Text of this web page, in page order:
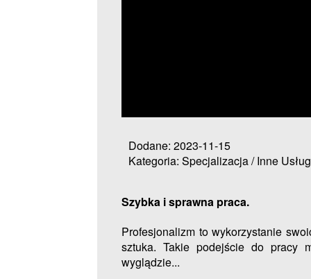
Dodane: 2023-11-15
Kategoria: Specjalizacja / Inne
Szybka i sprawna praca.
Profesjonalizm to wykorzystanie
sztuka. Takie podejście do pracy
wyglądzie...